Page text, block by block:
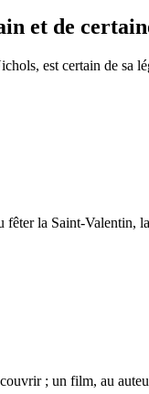
et de
est certain de sa
fêter la Saint-
; un film, au